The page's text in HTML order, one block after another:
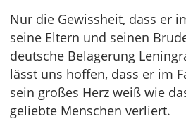
Nur die Gewissheit, dass er
seine Eltern und seinen
deutsche Belagerung
lässt uns hoffen, dass er im
sein großes Herz weiß wie
geliebte Menschen verliert.